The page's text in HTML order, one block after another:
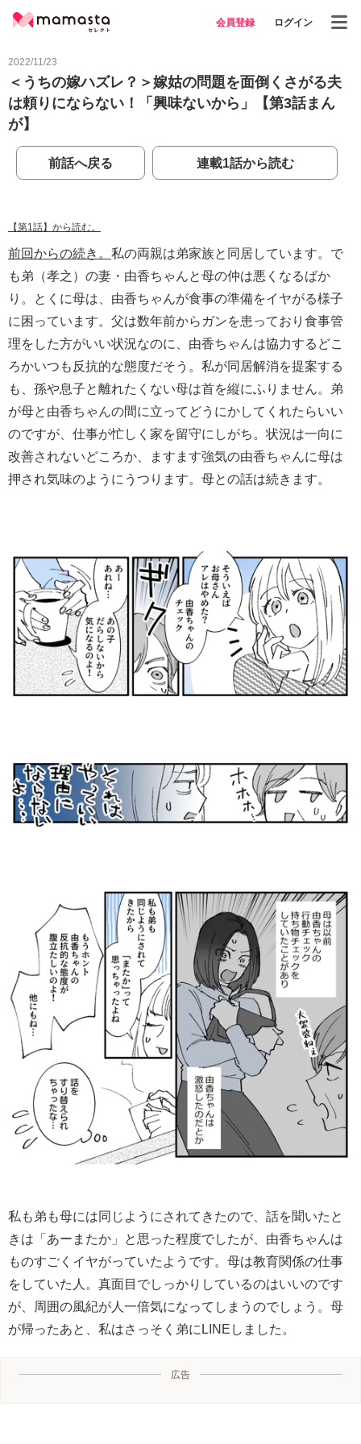
会員登録 ログイン
2022/11/23
＜うちの嫁ハズレ？＞嫁姑の問題を面倒くさがる夫
は頼りにならない！「興味ないから」【第3話まん
が】
前話へ戻る 連載1話から読む
【第1話】から読む。
前回からの続き。 私の両親は弟家族と同居しています。で
も弟（孝之）の妻・由香ちゃんと母の仲は悪くなるばか
り。とくに母は、由香ちゃんが食事の準備をイヤがる様子
に困っています。父は数年前からガンを患っており食事管
理をした方がいい状況なのに、由香ちゃんは協力するどこ
ろかいつも反抗的な態度だそう。私が同居解消を提案する
も、孫や息子と離れたくない母は首を縦にふりません。弟
が母と由香ちゃんの間に立ってどうにかしてくれたらいい
のですが、仕事が忙しく家を留守にしがち。状況は一向に
改善されないどころか、ますます強気の由香ちゃんに母は
押され気味のようにうつります。母との話は続きます。
私も弟も母には同じようにされてきたので、話を聞いたと
きは「あーまたか」と思った程度でしたが、由香ちゃんは
ものすごくイヤがっていたようです。母は教育関係の仕事
をしていた人。真面目でしっかりしているのはいいのです
が、周囲の風紀が人一倍気になってしまうのでしょう。母
が帰ったあと、私はさっそく弟にLINEしました。
広告